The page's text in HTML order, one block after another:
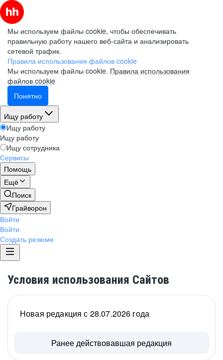
Мы используем файлы cookie, чтобы обеспечивать
правильную работу нашего веб-сайта и анализировать
сетевой трафик.
Правила использования файлов cookie
Мы используем файлы cookie. Правила использования
файлов cookie
Понятно
Ищу работу
Ищу работу
Ищу работу
Ищу сотрудника
Сервисы
Помощь
Ещё
Поиск
Грайворон
Войти
Войти
Создать резюме
Условия использования Сайтов
Новая редакция с 28.07.2026 года
Ранее действовавшая редакция